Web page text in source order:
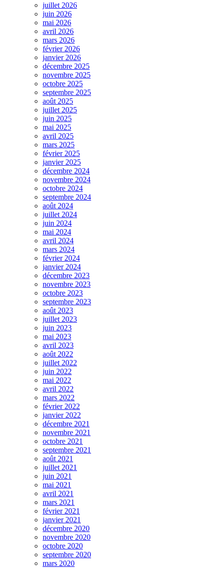
juillet 2026
juin 2026
mai 2026
avril 2026
mars 2026
février 2026
janvier 2026
décembre 2025
novembre 2025
octobre 2025
septembre 2025
août 2025
juillet 2025
juin 2025
mai 2025
avril 2025
mars 2025
février 2025
janvier 2025
décembre 2024
novembre 2024
octobre 2024
septembre 2024
août 2024
juillet 2024
juin 2024
mai 2024
avril 2024
mars 2024
février 2024
janvier 2024
décembre 2023
novembre 2023
octobre 2023
septembre 2023
août 2023
juillet 2023
juin 2023
mai 2023
avril 2023
août 2022
juillet 2022
juin 2022
mai 2022
avril 2022
mars 2022
février 2022
janvier 2022
décembre 2021
novembre 2021
octobre 2021
septembre 2021
août 2021
juillet 2021
juin 2021
mai 2021
avril 2021
mars 2021
février 2021
janvier 2021
décembre 2020
novembre 2020
octobre 2020
septembre 2020
mars 2020